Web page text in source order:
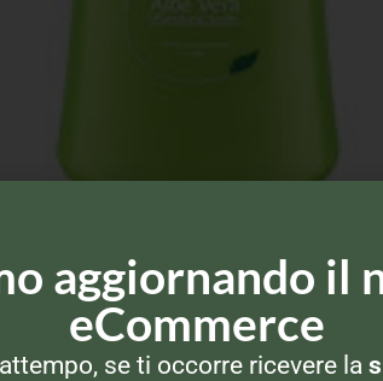
aggiornando il
eCommerce
se ti occorre ricevere la